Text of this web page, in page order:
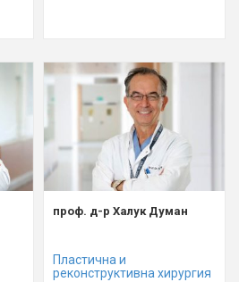
проф. д-р Халук Думан
Пластична и
реконструктивна хирургия